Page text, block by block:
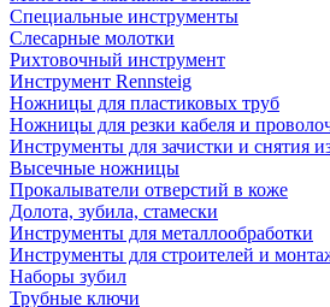
Специальные инструменты
Слесарные молотки
Рихтовочный инструмент
Инструмент Rennsteig
Ножницы для пластиковых труб
Ножницы для резки кабеля и
Инструменты для зачистки и снятия
Высечные ножницы
Прокалыватели отверстий в коже
Долота, зубила, стамески
Инструменты для металлообработки
Инструменты для строителей и
Наборы зубил
Трубные ключи